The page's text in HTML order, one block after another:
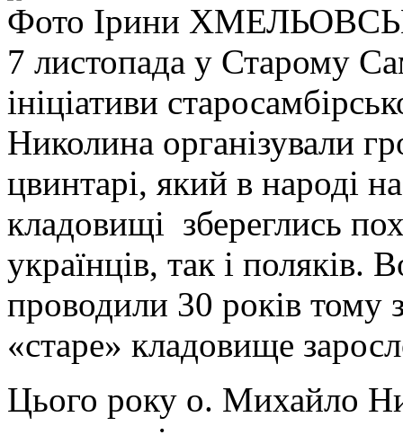
Фото Ірини
7 листопада у Старому
ініціативи
Николина організували
цвинтарі, який в народі
кладовищі збереглись
українців, так і поляків.
проводили 30 років тому
«старе» кладовище
Цього року о. Михайло